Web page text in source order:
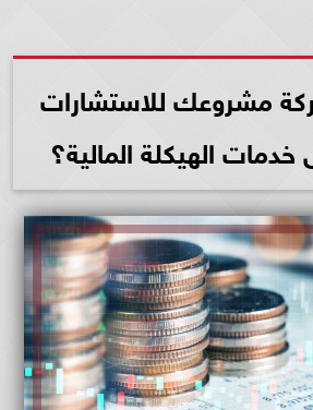
مشروعك للاستشارات
الهيكلة المالية؟